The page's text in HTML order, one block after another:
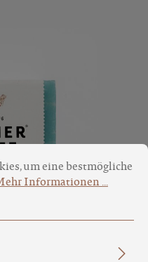
um eine bestmögliche
um eine bestmögliche
Informationen ...